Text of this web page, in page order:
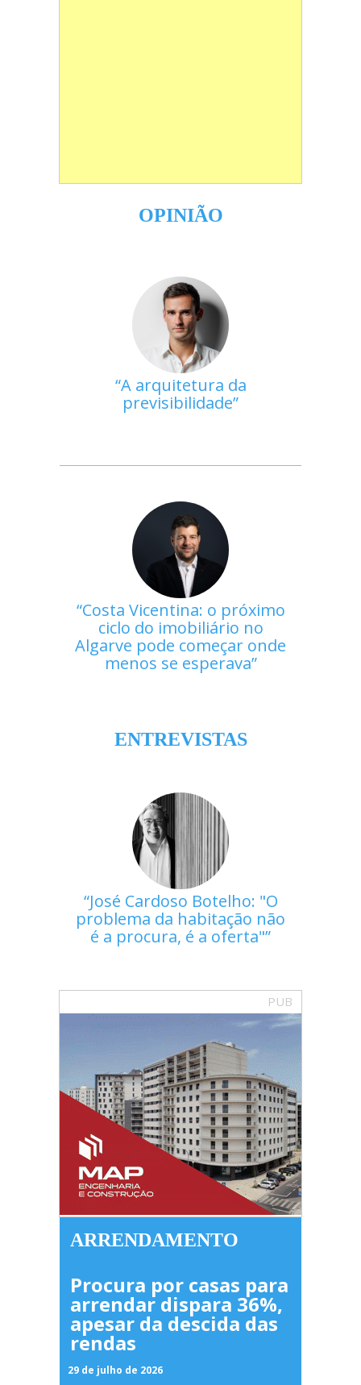
OPINIÃO
A arquitetura da
previsibilidade
Costa Vicentina: o próximo
ciclo do imobiliário no
Algarve pode começar onde
menos se esperava
ENTREVISTAS
José Cardoso Botelho: "O
problema da habitação não
é a procura, é a oferta"
PUB
ARRENDAMENTO
Procura por casas para
arrendar dispara 36%,
apesar da descida das
rendas
29 de julho de 2026